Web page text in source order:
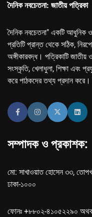
দৈনিক নবচেতনা: জাতীয় পত্রিকা
দৈনিক নবচেতনা" একটি আধুনিক ও
প্রতিটি প্রান্ত থেকে সঠিক,
অঙ্গীকারবদ্ধ। পত্রিকাটি জাতীয়
সংস্কৃতি, খেলাধুলা, শিক্ষা এবং
করে পাঠকদের তথ্য প্রদান করে।
সম্পাদক ও প্রকাশক:
মো: সাখাওয়াত হোসেন ৩৩,
ঢাকা-১০০০
ফোনঃ +৮৮০২-৪১০৫২২৯০